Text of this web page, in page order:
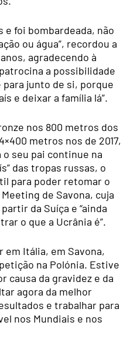
e foi bombardeada, não
ou água”, recordou a
agradecendo à
a possibilidade
para junto de si, porque
e deixar a família lá”.
nos 800 metros dos
metros nos de 2017,
seu pai continue na
das tropas russas, o
para poder retomar o
de Savona, cuja
da Suíça e “ainda
o que a Ucrânia é”.
em Itália, em Savona,
na Polónia. Estive
causa da gravidez e da
agora da melhor
e trabalhar para
nos Mundiais e nos